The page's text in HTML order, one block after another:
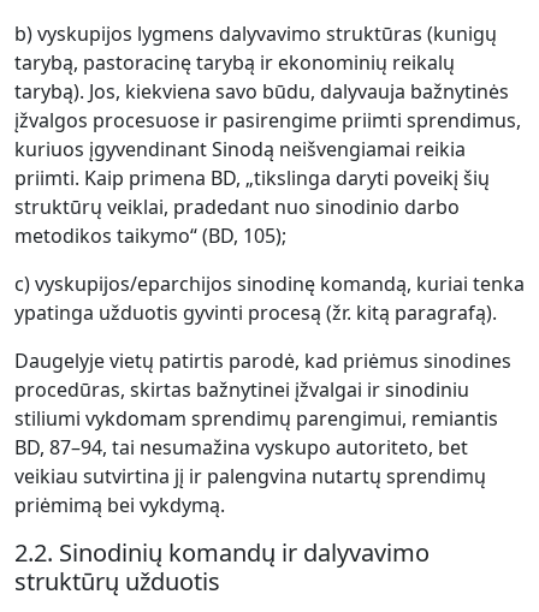
b) vyskupijos lygmens dalyvavimo struktūras (kunigų
tarybą, pastoracinę tarybą ir ekonominių reikalų
tarybą). Jos, kiekviena savo būdu, dalyvauja bažnytinės
įžvalgos procesuose ir pasirengime priimti sprendimus,
kuriuos įgyvendinant Sinodą neišvengiamai reikia
priimti. Kaip primena BD, „tikslinga daryti poveikį šių
struktūrų veiklai, pradedant nuo sinodinio darbo
metodikos taikymo“ (BD, 105);
c) vyskupijos/eparchijos sinodinę komandą, kuriai tenka
ypatinga užduotis gyvinti procesą (žr. kitą paragrafą).
Daugelyje vietų patirtis parodė, kad priėmus sinodines
procedūras, skirtas bažnytinei įžvalgai ir sinodiniu
stiliumi vykdomam sprendimų parengimui, remiantis
BD, 87–94, tai nesumažina vyskupo autoriteto, bet
veikiau sutvirtina jį ir palengvina nutartų sprendimų
priėmimą bei vykdymą.
2.2. Sinodinių komandų ir dalyvavimo
struktūrų užduotis